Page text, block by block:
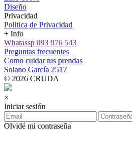
Diseño
Privacidad
Politica de Privacidad
+ Info
Whatassp 093 976 543
Preguntas frecuentes
Como cuidar tus prendas
Solano García 2517
© 2026 CRUDA
×
Iniciar sesión
Olvidé mi contraseña